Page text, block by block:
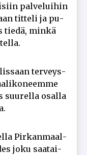
pal­ve­lui­hin
tit­te­li ja pu­
tie­dä, min­kä
ter­veys­
suu­rel­la osal­la
Pir­kan­maal­
joku saa­tai­